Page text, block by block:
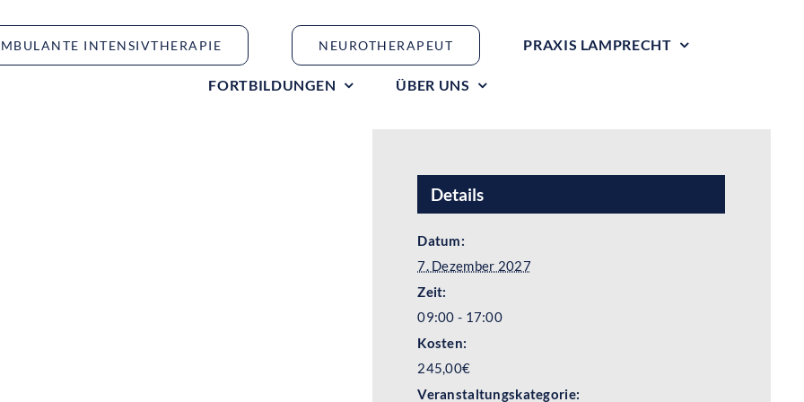
INTENSIVTHERAPIE NEUROTHERAPEUT PRAXIS LAMPRECHT
FORTBILDUNGEN ÜBER UNS
Details
Datum:
7. Dezember 2027
Zeit:
09:00 - 17:00
Kosten:
245,00€
Veranstaltungskategorie: